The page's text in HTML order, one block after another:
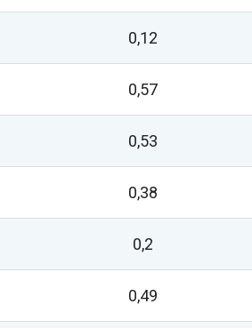
0,12
0,57
0,53
0,38
0,2
0,49